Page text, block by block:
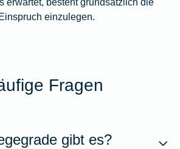
einzulegen.
Fragen
gibt es?